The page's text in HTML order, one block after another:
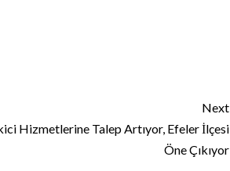
Next
Hizmetlerine Talep Artıyor, Efeler İlçesi
Öne Çıkıyor